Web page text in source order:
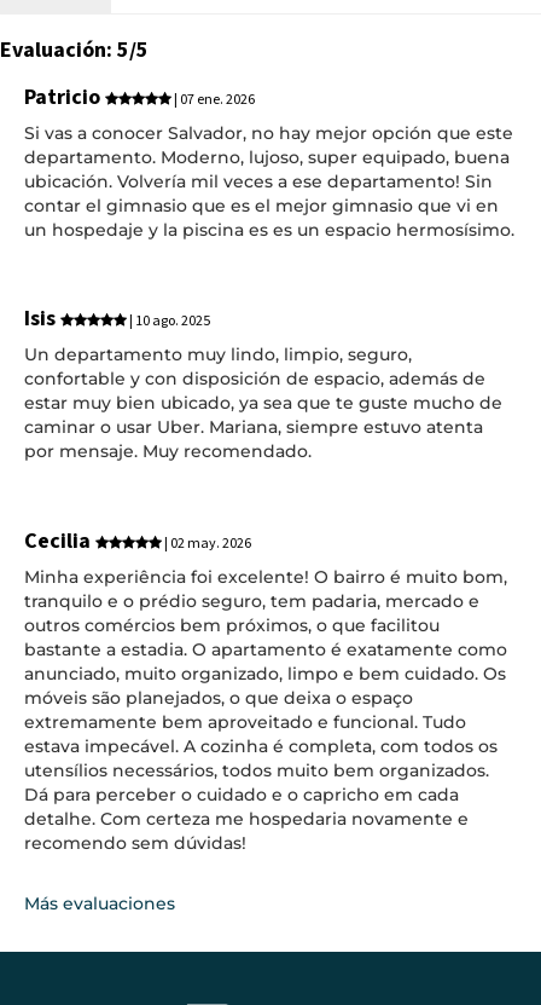
Evaluación: 5/5
Patricio
| 07 ene. 2026
Si vas a conocer Salvador, no hay mejor opción que este
departamento. Moderno, lujoso, super equipado, buena
ubicación. Volvería mil veces a ese departamento! Sin
contar el gimnasio que es el mejor gimnasio que vi en
un hospedaje y la piscina es es un espacio hermosísimo.
Isis | 10 ago. 2025
Un departamento muy lindo, limpio, seguro,
confortable y con disposición de espacio, además de
estar muy bien ubicado, ya sea que te guste mucho de
caminar o usar Uber. Mariana, siempre estuvo atenta
por mensaje. Muy recomendado.
Cecilia | 02 may. 2026
Minha experiência foi excelente! O bairro é muito bom,
tranquilo e o prédio seguro, tem padaria, mercado e
outros comércios bem próximos, o que facilitou
bastante a estadia. O apartamento é exatamente como
anunciado, muito organizado, limpo e bem cuidado. Os
móveis são planejados, o que deixa o espaço
extremamente bem aproveitado e funcional. Tudo
estava impecável. A cozinha é completa, com todos os
utensílios necessários, todos muito bem organizados.
Dá para perceber o cuidado e o capricho em cada
detalhe. Com certeza me hospedaria novamente e
recomendo sem dúvidas!
Más evaluaciones